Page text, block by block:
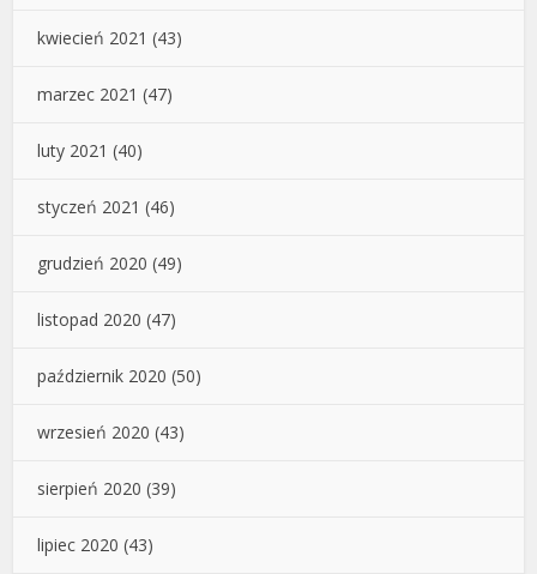
kwiecień 2021 (43)
marzec 2021 (47)
luty 2021 (40)
styczeń 2021 (46)
grudzień 2020 (49)
listopad 2020 (47)
październik 2020 (50)
wrzesień 2020 (43)
sierpień 2020 (39)
lipiec 2020 (43)